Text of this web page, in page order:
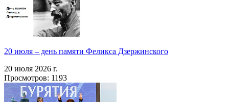
20 июля – день памяти Феликса Дзержинского
20 июля 2026 г.
Просмотров: 1193